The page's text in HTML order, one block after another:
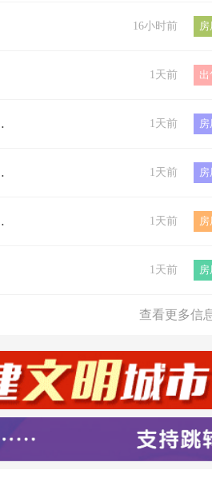
16小时前 房
1天前 出
1天前 房
1天前 房
1天前 房
1天前 房
查看更多信